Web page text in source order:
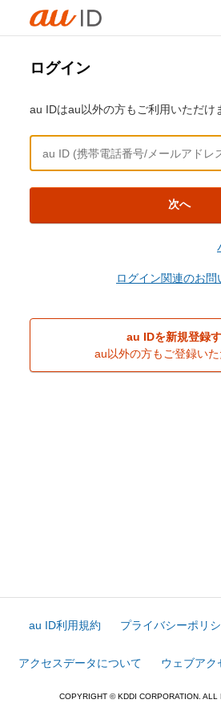
ログイン
au IDはau以外の方もご利用いただけ
次へ
ログイン関連のお問
au IDを新規登録
au以外の方もご登録い
au ID利用規約 プライバシーポリ
アクセスデータについて ウェブアク
COPYRIGHT © KDDI CORPORATION. ALL